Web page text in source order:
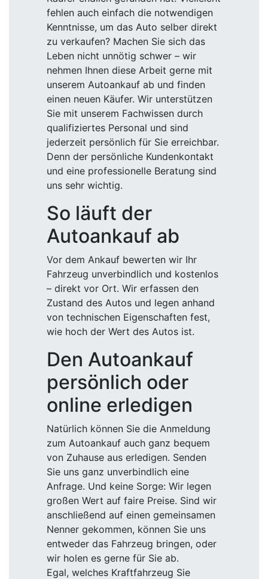
fehlen auch einfach die notwendigen
Kenntnisse, um das Auto selber direkt
zu verkaufen? Machen Sie sich das
Leben nicht unnötig schwer – wir
nehmen Ihnen diese Arbeit gerne mit
unserem Autoankauf ab und finden
einen neuen Käufer. Wir unterstützen
Sie mit unserem Fachwissen durch
qualifiziertes Personal und sind
jederzeit persönlich für Sie erreichbar.
Denn der persönliche Kundenkontakt
und eine professionelle Beratung sind
uns sehr wichtig.
So läuft der
Autoankauf ab
Vor dem Ankauf bewerten wir Ihr
Fahrzeug unverbindlich und kostenlos
– direkt vor Ort. Wir erfassen den
Zustand des Autos und legen anhand
von technischen Eigenschaften fest,
wie hoch der Wert des Autos ist.
Den Autoankauf
persönlich oder
online erledigen
Natürlich können Sie die Anmeldung
zum Autoankauf auch ganz bequem
von Zuhause aus erledigen. Senden
Sie uns ganz unverbindlich eine
Anfrage. Und keine Sorge: Wir legen
großen Wert auf faire Preise. Sind wir
anschließend auf einen gemeinsamen
Nenner gekommen, können Sie uns
entweder das Fahrzeug bringen, oder
wir holen es gerne für Sie ab.
Egal, welches Kraftfahrzeug Sie